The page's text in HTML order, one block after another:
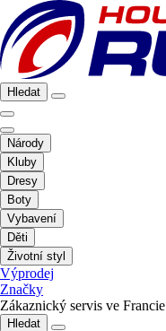
Hledat
Národy
Kluby
Dresy
Boty
Vybavení
Děti
Životní styl
Výprodej
Značky
Zákaznický servis ve Francie
Hledat